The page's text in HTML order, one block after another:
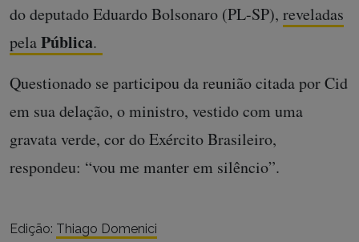
do deputado Eduardo Bolsonaro (PL-SP), reveladas
pelaPública.
Questionado se participou da reunião citada por Cid
em sua delação, o ministro, vestido com uma
gravata verde, cor do Exército Brasileiro,
respondeu: “vou me manter em silêncio”.
Edição: Thiago Domenici